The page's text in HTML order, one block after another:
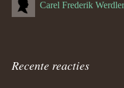
Recente reacties